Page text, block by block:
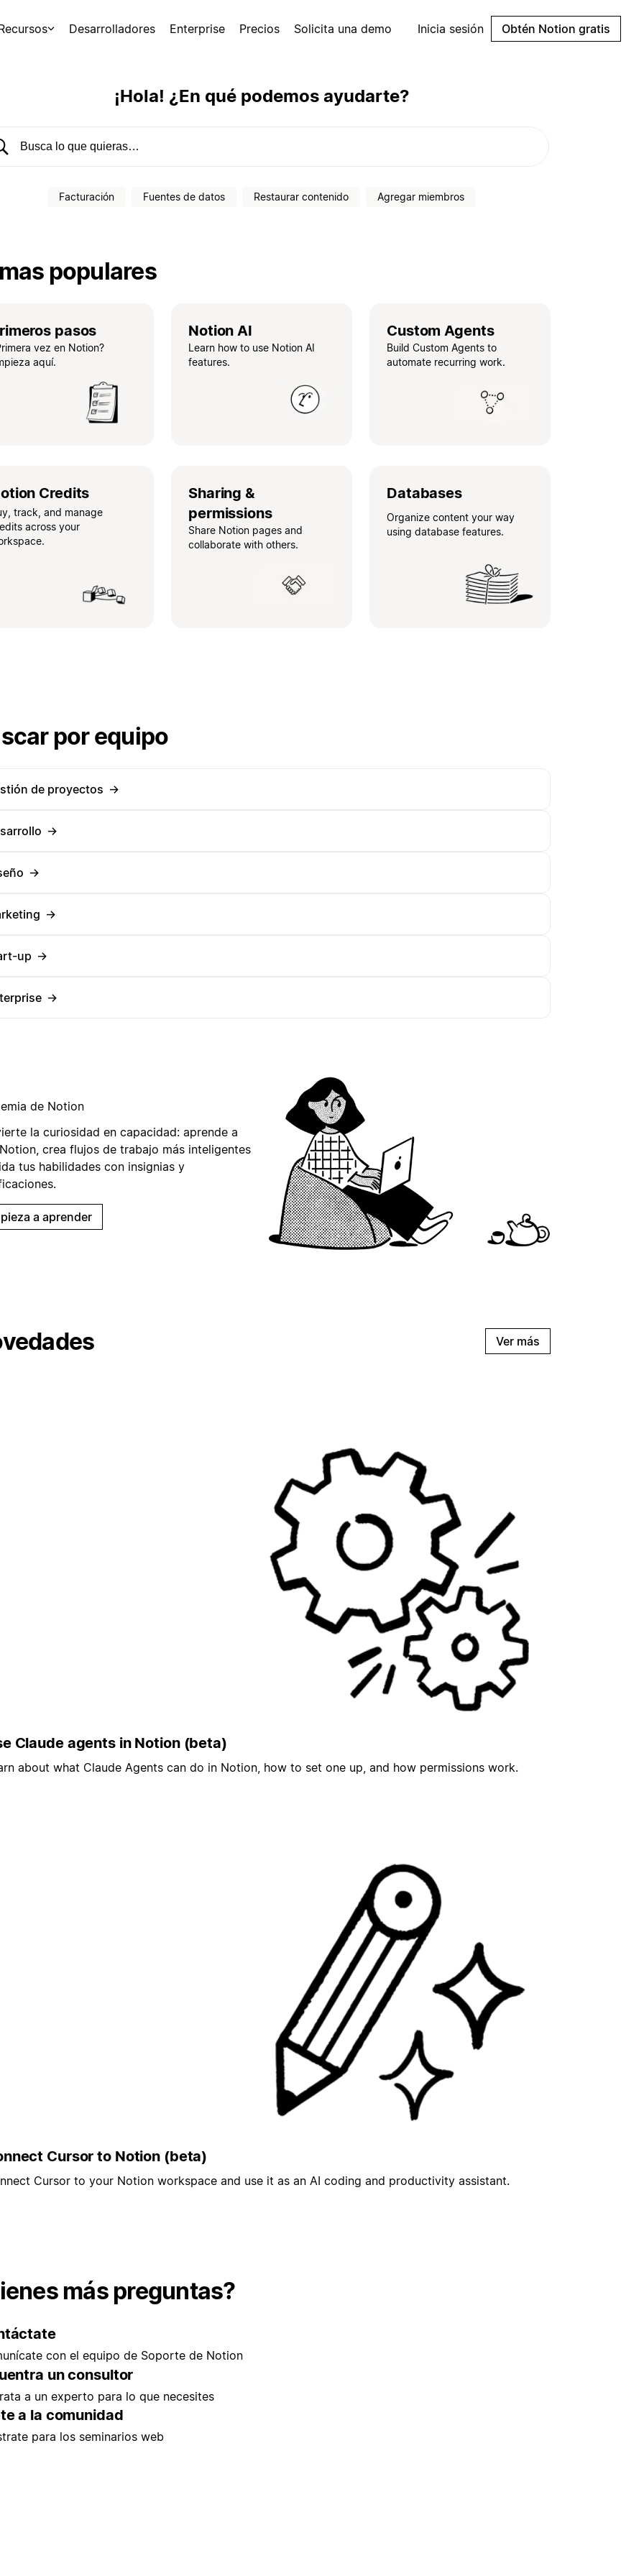
Desarrolladores Enterprise Precios Solicita una demo Inicia sesión Obtén Notion gratis
¡Hola! ¿En qué podemos ayudarte?
en el Centro de ayuda
Facturación Fuentes de datos Restaurar contenido Agregar miembros
populares
pasos
vez en Notion?
aquí.
Notion AI
Learn how to use Notion AI
features.
Custom Agents
Build Custom Agents to
automate recurring work.
Credits
track, and manage
across your
Sharing &
permissions
Share Notion pages and
collaborate with others.
Databases
Organize content your way
using database features.
por equipo
de proyectos →
→
→
→
up →
→
de Notion
la curiosidad en capacidad: aprende a
crea flujos de trabajo más inteligentes
tus habilidades con insignias y
a aprender
Ver más
Claude agents in Notion (beta)
about what Claude Agents can do in Notion, how to set one up, and how permissions work.
Cursor to Notion (beta)
Cursor to your Notion workspace and use it as an AI coding and productivity assistant.
más preguntas?
con el equipo de Soporte de Notion
un consultor
a un experto para lo que necesites
a la comunidad
para los seminarios web